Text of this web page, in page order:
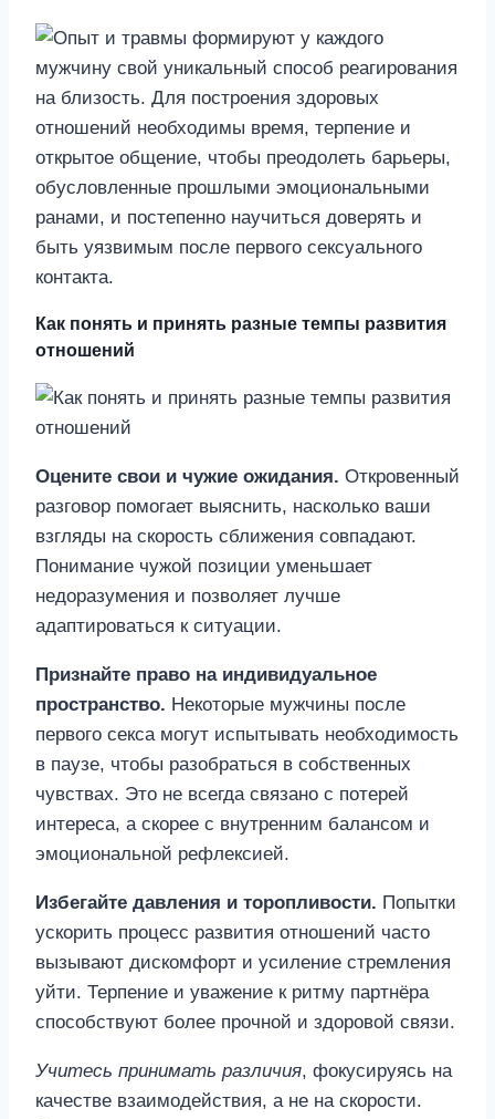
Как понять и принять разные темпы развития
отношений
Оцените свои и чужие ожидания. Откровенный
разговор помогает выяснить, насколько ваши
взгляды на скорость сближения совпадают.
Понимание чужой позиции уменьшает
недоразумения и позволяет лучше
адаптироваться к ситуации.
Признайте право на индивидуальное
пространство. Некоторые мужчины после
первого секса могут испытывать необходимость
в паузе, чтобы разобраться в собственных
чувствах. Это не всегда связано с потерей
интереса, а скорее с внутренним балансом и
эмоциональной рефлексией.
Избегайте давления и торопливости. Попытки
ускорить процесс развития отношений часто
вызывают дискомфорт и усиление стремления
уйти. Терпение и уважение к ритму партнёра
способствуют более прочной и здоровой связи.
Учитесь принимать различия, фокусируясь на
качестве взаимодействия, а не на скорости.